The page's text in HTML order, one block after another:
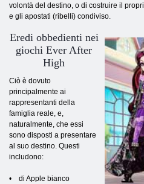
volontà del destino, o di costruire il
e gli apostati (ribelli) condiviso.
Eredi obbedienti nei
giochi Ever After
High
Ciò è dovuto
principalmente ai
rappresentanti della
famiglia reale, e,
naturalmente, che essi
sono disposti a presentare
al suo destino. Questi
includono:
• di Apple bianco